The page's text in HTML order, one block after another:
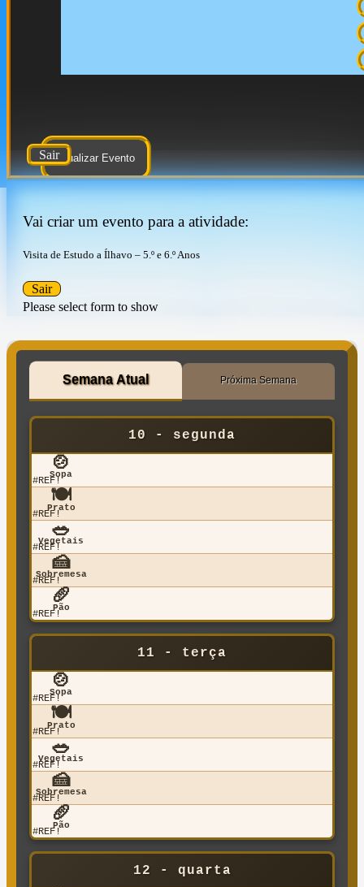
Atualizar Evento
Sair
Vai criar um evento para a atividade:
Visita de Estudo a Ílhavo – 5.º e 6.º Anos
Please select form to show
Sair
Semana Atual Próxima Semana
10 - segunda
🍲
Sopa
#REF!
🍽️
Prato
#REF!
🥗
Vegetais
#REF!
🍰
Sobremesa
#REF!
🥖
Pão
#REF!
11 - terça
🍲
Sopa
#REF!
🍽️
Prato
#REF!
🥗
Vegetais
#REF!
🍰
Sobremesa
#REF!
🥖
Pão
#REF!
12 - quarta